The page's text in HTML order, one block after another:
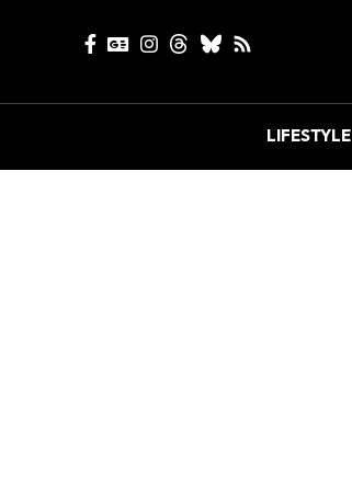
LIFESTYLE